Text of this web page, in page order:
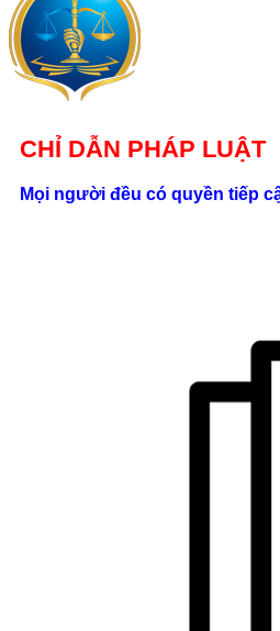
CHỈ DẪN PHÁP LUẬT
Mọi người đều có quyền tiếp
Trao đổi
Tin tức
Liên hệ
Số 24/2B